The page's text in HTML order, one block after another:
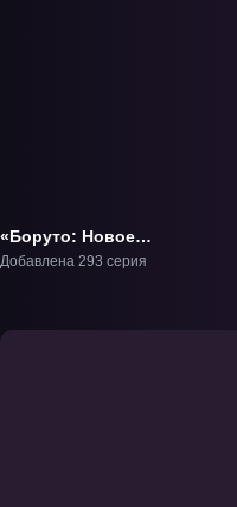
«Боруто: Новое
поколение Наруто» ТВ-1
Добавлена 293 серия